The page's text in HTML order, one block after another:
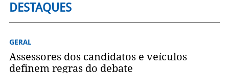
DESTAQUES
GERAL
Assessores dos candidatos e veículos
definem regras do debate